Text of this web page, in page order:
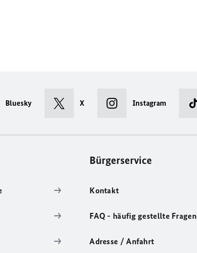
Bluesky X Instagram
Bürgerservice
Kontakt
FAQ - häufig gestellte Fragen
Adresse / Anfahrt